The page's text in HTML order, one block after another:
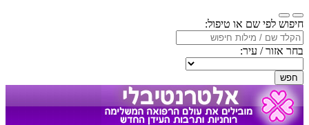
חיפוש לפי שם או טיפול:
בחר אזור / עיר:
חפש